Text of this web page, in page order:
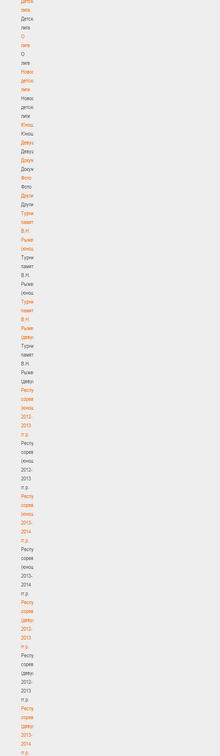
лига
Детская
лига
О
лиге
О
лиге
Новости
детской
лиги
Новости
детской
лиги
Юноши
Юноши
Девушки
Девушки
Документы
Документы
Фото
Фото
Другие
Другие
Турнир
памяти
В.Н.
Рыженкова
(юноши)
Турнир
памяти
В.Н.
Рыженкова
(юноши)
Турнир
памяти
В.Н.
Рыженкова
(девушки)
Турнир
памяти
В.Н.
Рыженкова
(девушки)
Республиканские
соревнования
(юноши)
2012-
2013
гг.р.
Республиканские
соревнования
(юноши)
2012-
2013
гг.р.
Республиканские
соревнования
(юноши)
2013-
2014
гг.р.
Республиканские
соревнования
(юноши)
2013-
2014
гг.р.
Республиканские
соревнования
(девушки)
2012-
2013
гг.р.
Республиканские
соревнования
(девушки)
2012-
2013
гг.р.
Республиканские
соревнования
(девушки)
2013-
2014
гг.р.